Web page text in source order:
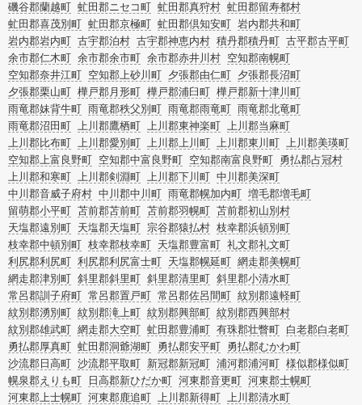
磯谷郡蘭越町 虻田郡ニセコ町 虻田郡真狩村 虻田郡留寿都村
虻田郡喜茂別町 虻田郡京極町 虻田郡倶知安町 岩内郡共和町
岩内郡岩内町 古宇郡泊村 古宇郡神恵内村 積丹郡積丹町 古平郡古平町
余市郡仁木町 余市郡余市町 余市郡赤井川村 空知郡南幌町
空知郡奈井江町 空知郡上砂川町 夕張郡由仁町 夕張郡長沼町
夕張郡栗山町 樺戸郡月形町 樺戸郡浦臼町 樺戸郡新十津川町
雨竜郡妹背牛町 雨竜郡秩父別町 雨竜郡雨竜町 雨竜郡北竜町
雨竜郡沼田町 上川郡鷹栖町 上川郡東神楽町 上川郡当麻町
上川郡比布町 上川郡愛別町 上川郡上川町 上川郡東川町 上川郡美瑛町
空知郡上富良野町 空知郡中富良野町 空知郡南富良野町 勇払郡占冠村
上川郡和寒町 上川郡剣淵町 上川郡下川町 中川郡美深町
中川郡音威子府村 中川郡中川町 雨竜郡幌加内町 増毛郡増毛町
留萌郡小平町 苫前郡苫前町 苫前郡羽幌町 苫前郡初山別村
天塩郡遠別町 天塩郡天塩町 宗谷郡猿払村 枝幸郡浜頓別町
枝幸郡中頓別町 枝幸郡枝幸町 天塩郡豊富町 礼文郡礼文町
利尻郡利尻町 利尻郡利尻富士町 天塩郡幌延町 網走郡美幌町
網走郡津別町 斜里郡斜里町 斜里郡清里町 斜里郡小清水町
常呂郡訓子府町 常呂郡置戸町 常呂郡佐呂間町 紋別郡遠軽町
紋別郡湧別町 紋別郡滝上町 紋別郡興部町 紋別郡西興部村
紋別郡雄武町 網走郡大空町 虻田郡豊浦町 有珠郡壮瞥町 白老郡白老町
勇払郡厚真町 虻田郡洞爺湖町 勇払郡安平町 勇払郡むかわ町
沙流郡日高町 沙流郡平取町 新冠郡新冠町 浦河郡浦河町 様似郡様似町
幌泉郡えりも町
日高郡新ひだか町 河東郡音更町 河東郡士幌町
河東郡上士幌町 河東郡鹿追町 上川郡新得町 上川郡清水町